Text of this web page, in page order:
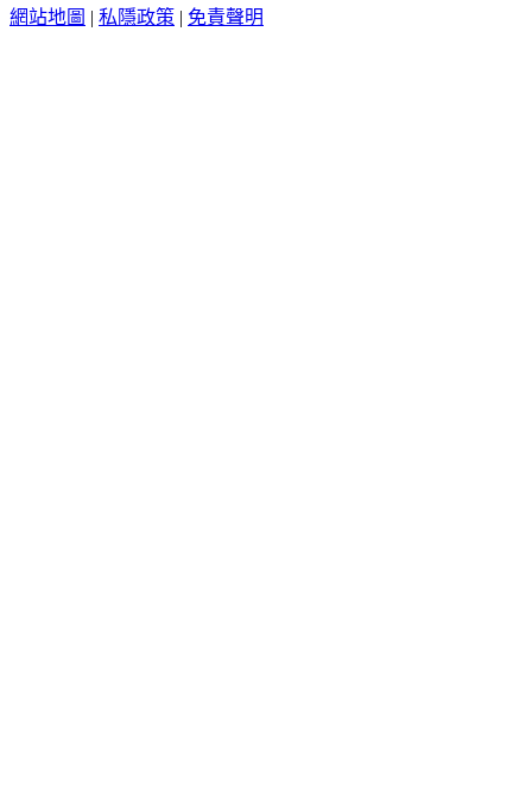
網站地圖 | 私隱政策 | 免責聲明